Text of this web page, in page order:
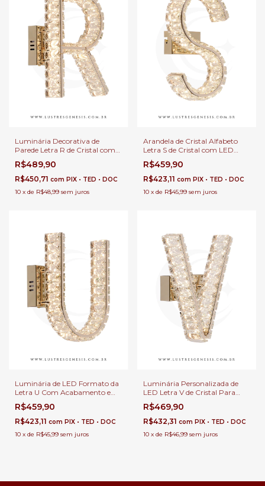
Luminária Decorativa de
Parede Letra R de Cristal com
LED Integrado Para Cabeceira
de Cama, Corredor e Sala de
Estar
R$489,90
R$450,71 com PIX • TED • DOC
10 x de R$48,99 sem juros
Arandela de Cristal Alfabeto
Letra S de Cristal com LED
Integrado Quente Para
Cabeceira de Cama e
Decoração
R$459,90
R$423,11 com PIX • TED • DOC
10 x de R$45,99 sem juros
Luminária de LED Formato da
Letra U Com Acabamento em
Cristal Para Cabeceira de
Cama, Quartos Infantil e Festa
R$459,90
R$423,11 com PIX • TED • DOC
10 x de R$45,99 sem juros
Luminária Personalizada de
LED Letra V de Cristal Para
Decoração de Festa e Escritório
R$469,90
R$432,31 com PIX • TED • DOC
10 x de R$46,99 sem juros